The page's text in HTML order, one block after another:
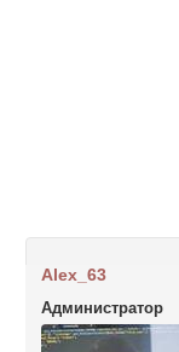
Alex_63
Администратор